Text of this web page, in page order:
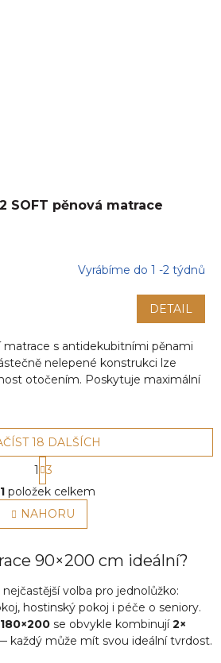
SOFT pěnová matrace
Vyrábíme do 1 -2 týdnů
DETAIL
matrace s antidekubitními pěnami
nelepené konstrukci lze
otočením. Poskytuje maximální
O
v
l
á
a
í
p
r
v
k
18 DALŠÍCH
S
t
r
á
n
k
v
á
n
í
1
3
položek celkem
NAHORU
90×200 cm ideální?
nejčastější volba pro jednolůžko:
hostinský pokoj i péče o seniory.
180×200 se obvykle kombinují2×
každý může mít svou ideální tvrdost.